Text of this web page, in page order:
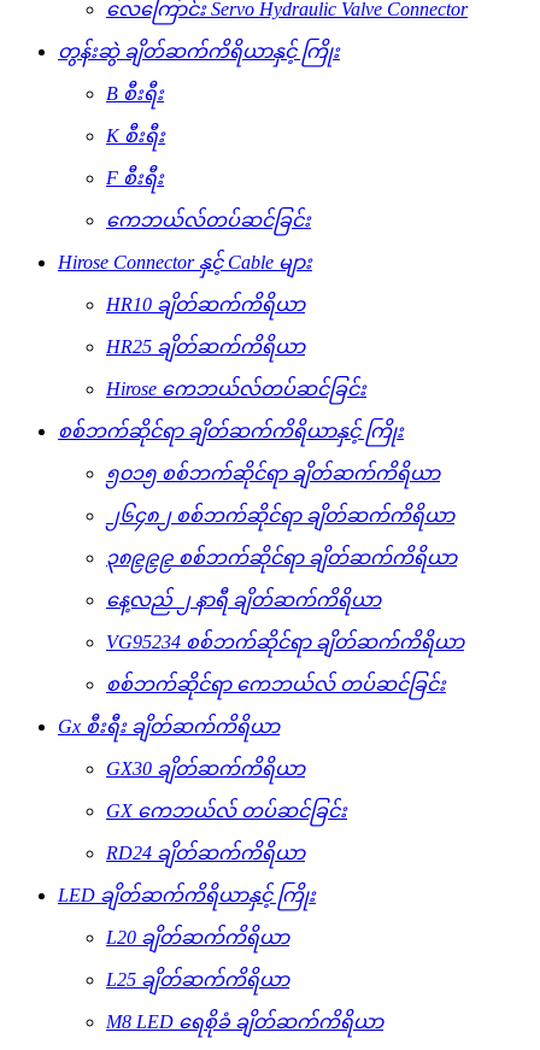
လေကြောင်း Servo Hydraulic Valve Connector
တွန်းဆွဲ ချိတ်ဆက်ကိရိယာနှင့် ကြိုး
B စီးရီး
K စီးရီး
F စီးရီး
ကေဘယ်လ်တပ်ဆင်ခြင်း
Hirose Connector နှင့် Cable များ
HR10 ချိတ်ဆက်ကိရိယာ
HR25 ချိတ်ဆက်ကိရိယာ
Hirose ကေဘယ်လ်တပ်ဆင်ခြင်း
စစ်ဘက်ဆိုင်ရာ ချိတ်ဆက်ကိရိယာနှင့် ကြိုး
၅၀၁၅ စစ်ဘက်ဆိုင်ရာ ချိတ်ဆက်ကိရိယာ
၂၆၄၈၂ စစ်ဘက်ဆိုင်ရာ ချိတ်ဆက်ကိရိယာ
၃၈၉၉၉ စစ်ဘက်ဆိုင်ရာ ချိတ်ဆက်ကိရိယာ
နေ့လည် ၂ နာရီ ချိတ်ဆက်ကိရိယာ
VG95234 စစ်ဘက်ဆိုင်ရာ ချိတ်ဆက်ကိရိယာ
စစ်ဘက်ဆိုင်ရာ ကေဘယ်လ် တပ်ဆင်ခြင်း
Gx စီးရီး ချိတ်ဆက်ကိရိယာ
GX30 ချိတ်ဆက်ကိရိယာ
GX ကေဘယ်လ် တပ်ဆင်ခြင်း
RD24 ချိတ်ဆက်ကိရိယာ
LED ချိတ်ဆက်ကိရိယာနှင့် ကြိုး
L20 ချိတ်ဆက်ကိရိယာ
L25 ချိတ်ဆက်ကိရိယာ
M8 LED ရေစိုခံ ချိတ်ဆက်ကိရိယာ